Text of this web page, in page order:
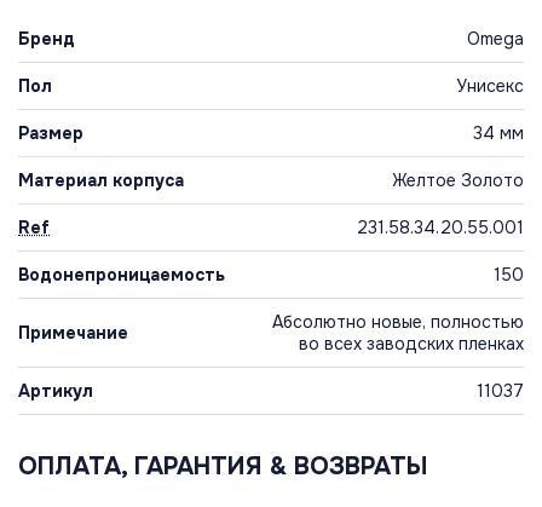
Бренд Omega
Пол Унисекс
Размер 34 мм
Материал корпуса Желтое Золото
Ref 231.58.34.20.55.001
Водонепроницаемость 150
Примечание
Абсолютно новые, полностью
во всех заводских пленках
Артикул 11037
ОПЛАТА, ГАРАНТИЯ & ВОЗВРАТЫ